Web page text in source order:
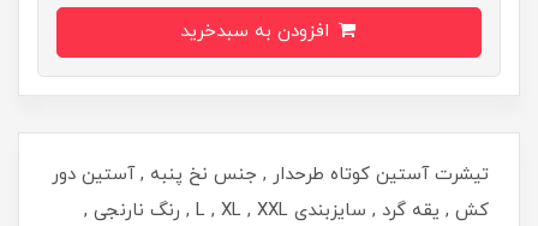
تیشرت آستین کوتاه طرحدار , جنس نخ پنبه , آستین دور
کش , یقه گرد , سایزبندی L , XL , XXL , رنگ نارنجی ,